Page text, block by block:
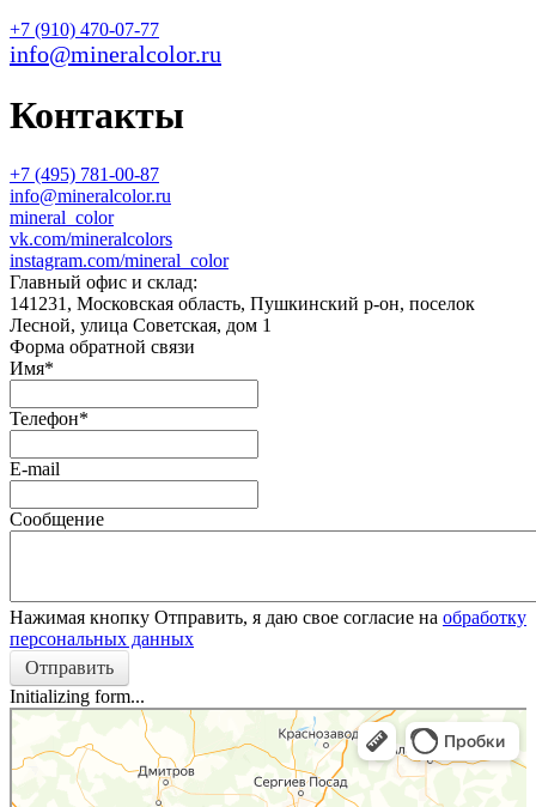
+7 (910) 470-07-77
info@mineralcolor.ru
Контакты
+7 (495) 781-00-87
info@mineralcolor.ru
mineral_color
vk.com/mineralcolors
instagram.com/mineral_color
Главный офис и склад:
141231, Московская область, Пушкинский р-он, поселок
Лесной, улица Советская, дом 1
Форма обратной связи
Имя*
Телефон*
E-mail
Сообщение
Нажимая кнопку Отправить, я даю свое согласие на обработку
персональных данных
Отправить
Initializing form...
Яндекс.Карты
Яндекс.Карты — транспорт, навигация, поиск мест